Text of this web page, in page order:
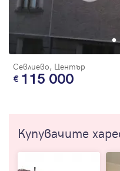
Севлиево, Център
115 000
Купувачите